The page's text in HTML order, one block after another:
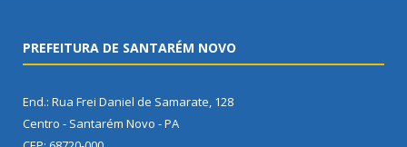
PREFEITURA DE SANTARÉM NOVO
End.: Rua Frei Daniel de Samarate, 128
Centro - Santarém Novo - PA